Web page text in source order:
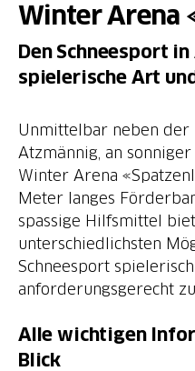
Winter Arena
Den Schneesport
spielerische Art
Unmittelbar neben der
Atzmännig, an
Winter Arena
Meter langes
spassige Hilfsmittel
unterschiedlichsten
Schneesport
anforderungsgerecht
Alle wichtigen
Blick